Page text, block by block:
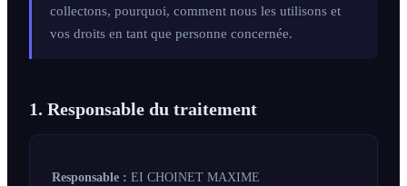
collectons, pourquoi, comment nous les utilisons et
vos droits en tant que personne concernée.
1. Responsable du traitement
Responsable : EI CHOINET MAXIME